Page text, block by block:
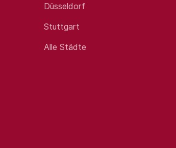
Düsseldorf
Stuttgart
Alle Städte